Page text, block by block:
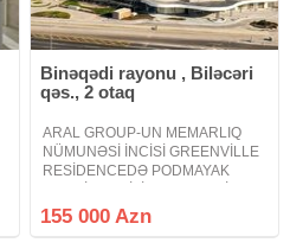
Binəqədi rayonu , Biləcəri
qəs., 2 otaq
ARAL GROUP-UN MEMARLIQ
NÜMUNƏSİ İNCİSİ GREENVİLLE
RESİDENCEDƏ PODMAYAK
YENİ TİKİLİ PRESTİJLİ ELİT
YAŞAYIŞ KOMPLEKSİ PREMİUM
155 000 Azn